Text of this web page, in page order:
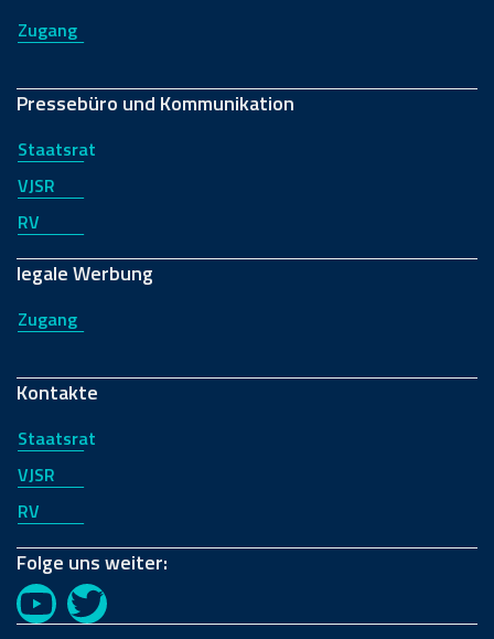
Zugang
Pressebüro und Kommunikation
Staatsrat
VJSR
RV
legale Werbung
Zugang
Kontakte
Staatsrat
VJSR
RV
Folge uns weiter:
YouTubeTwitter